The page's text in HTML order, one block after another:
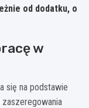
od dodatku, o
w
się na podstawie